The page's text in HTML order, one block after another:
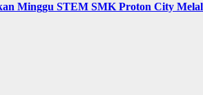
Minggu STEM SMK Proton City